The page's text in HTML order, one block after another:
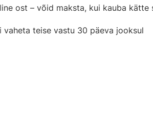
ost – võid maksta, kui kauba kätte
vaheta teise vastu 30 päeva jooksul